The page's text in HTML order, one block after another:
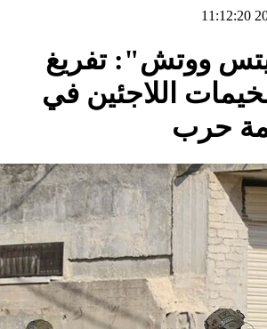
ووتش": تفريغ
اللاجئين في
حرب